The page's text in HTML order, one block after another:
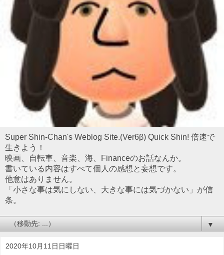
Super Shin-Chan's Weblog Site.(Ver6β) Quick Shin! 倍速で
生きよう！
映画、自転車、音楽、海、Financeのお話なんか。
書いている内容はすべて個人の感想と妄想です。
他意はありません。
「小さな事は気にしない、大きな事には気づかない」が信
条。
▼
2020年10月11日日曜日